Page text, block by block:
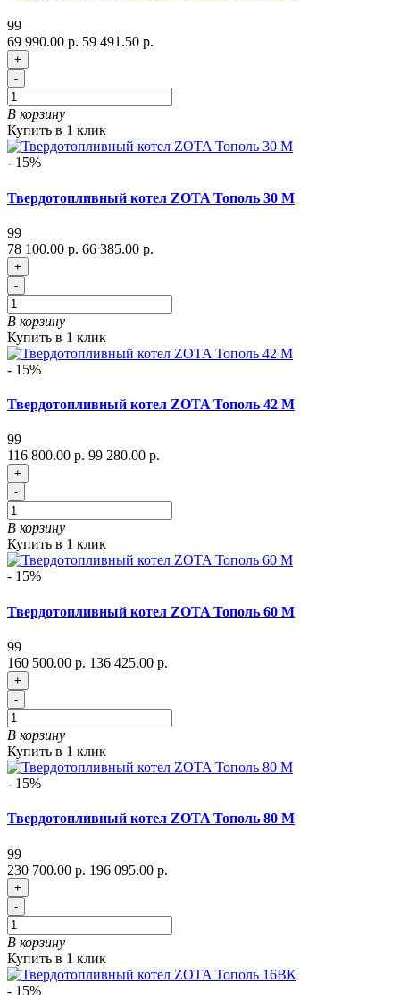
99
69 990.00 р. 59 491.50 р.
+
-
В корзину
Купить в 1 клик
- 15%
Твердотопливный котел ZOTA Тополь 30 М
99
78 100.00 р. 66 385.00 р.
+
-
В корзину
Купить в 1 клик
- 15%
Твердотопливный котел ZOTA Тополь 42 М
99
116 800.00 р. 99 280.00 р.
+
-
В корзину
Купить в 1 клик
- 15%
Твердотопливный котел ZOTA Тополь 60 М
99
160 500.00 р. 136 425.00 р.
+
-
В корзину
Купить в 1 клик
- 15%
Твердотопливный котел ZOTA Тополь 80 М
99
230 700.00 р. 196 095.00 р.
+
-
В корзину
Купить в 1 клик
- 15%